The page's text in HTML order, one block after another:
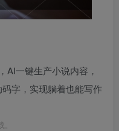
AI一键生产小说内容，
字，实现躺着也能写作